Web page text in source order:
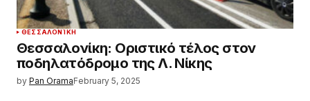
ΘΕΣΣΑΛΟΝΊΚΗ
Θεσσαλονίκη: Οριστικό τέλος στον
ποδηλατόδρομο της Λ. Νίκης
by Pan OramaFebruary 5, 2025